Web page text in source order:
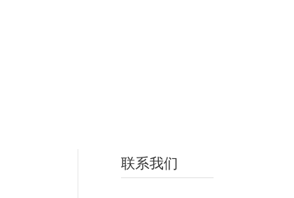
联系我们